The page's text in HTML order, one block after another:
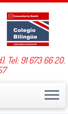
Tel: 91 673 66 20.